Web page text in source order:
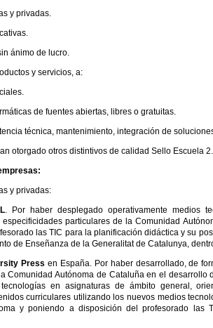
y privadas.
ánimo de lucro.
y servicios, a:
de fuentes abiertas, libres o gratuitas.
técnica, mantenimiento, integración de
otorgado otros distintivos de calidad Sello Escuela
y privadas:
. Por haber desplegado operativamente medios
particulares de la Comunidad
las TIC para la planificación didáctica y su
de Enseñanza de la Generalitat de Catalunya,
Press en España. Por haber desarrollado, de
Comunidad Autónoma de Cataluña en el desarrollo
en asignaturas de ámbito general,
curriculares utilizando los nuevos medios
y poniendo a disposición del profesorado las